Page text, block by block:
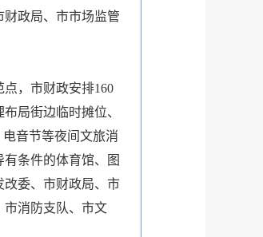
政局、市市场监管
，市财政安排160
局街边临时摊位、
音节等夜间文旅消
条件的体育馆、图
改委、市财政局、市
市消防支队、市文